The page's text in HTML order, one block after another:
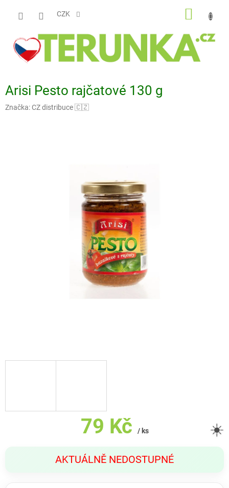
CZK
Arisi Pesto rajčatové 130 g
Značka:CZ distribuce 🇨🇿
79 Kč / ks
cena:
AKTUÁLNĚ NEDOSTUPNÉ
☀️